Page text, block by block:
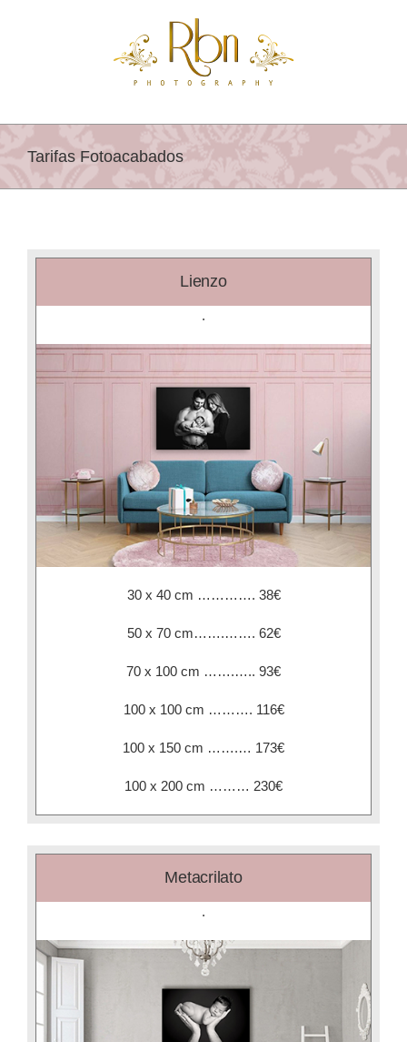
Tarifas Fotoacabados
Lienzo
.
30 x 40 cm …………. 38€
50 x 70 cm…….……. 62€
70 x 100 cm …….….. 93€
100 x 100 cm ………. 116€
100 x 150 cm …….… 173€
100 x 200 cm ……… 230€
Metacrilato
.